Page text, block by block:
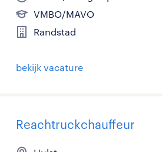
VMBO/MAVO
Randstad
bekijk vacature
Reachtruckchauffeur